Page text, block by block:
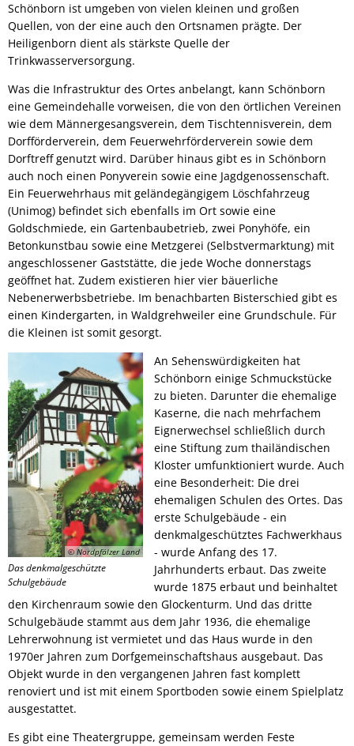
Schönborn ist umgeben von vielen kleinen und großen
Quellen, von der eine auch den Ortsnamen prägte. Der
Heiligenborn dient als stärkste Quelle der
Trinkwasserversorgung.
Was die Infrastruktur des Ortes anbelangt, kann Schönborn
eine Gemeindehalle vorweisen, die von den örtlichen Vereinen
wie dem Männergesangsverein, dem Tischtennisverein, dem
Dorfförderverein, dem Feuerwehrförderverein sowie dem
Dorftreff genutzt wird. Darüber hinaus gibt es in Schönborn
auch noch einen Ponyverein sowie eine Jagdgenossenschaft.
Ein Feuerwehrhaus mit geländegängigem Löschfahrzeug
(Unimog) befindet sich ebenfalls im Ort sowie eine
Goldschmiede, ein Gartenbaubetrieb, zwei Ponyhöfe, ein
Betonkunstbau sowie eine Metzgerei (Selbstvermarktung) mit
angeschlossener Gaststätte, die jede Woche donnerstags
geöffnet hat. Zudem existieren hier vier bäuerliche
Nebenerwerbsbetriebe. Im benachbarten Bisterschied gibt es
einen Kindergarten, in Waldgrehweiler eine Grundschule. Für
die Kleinen ist somit gesorgt.
© Nordpfälzer Land
Das denkmalgeschützte
Schulgebäude
An Sehenswürdigkeiten hat
Schönborn einige Schmuckstücke
zu bieten. Darunter die ehemalige
Kaserne, die nach mehrfachem
Eignerwechsel schließlich durch
eine Stiftung zum thailändischen
Kloster umfunktioniert wurde. Auch
eine Besonderheit: Die drei
ehemaligen Schulen des Ortes. Das
erste Schulgebäude - ein
denkmalgeschütztes Fachwerkhaus
- wurde Anfang des 17.
Jahrhunderts erbaut. Das zweite
wurde 1875 erbaut und beinhaltet
den Kirchenraum sowie den Glockenturm. Und das dritte
Schulgebäude stammt aus dem Jahr 1936, die ehemalige
Lehrerwohnung ist vermietet und das Haus wurde in den
1970er Jahren zum Dorfgemeinschaftshaus ausgebaut. Das
Objekt wurde in den vergangenen Jahren fast komplett
renoviert und ist mit einem Sportboden sowie einem Spielplatz
ausgestattet.
Es gibt eine Theatergruppe, gemeinsam werden Feste